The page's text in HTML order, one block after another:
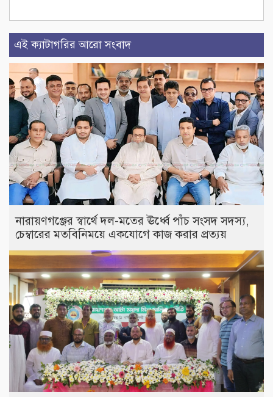
এই ক্যাটাগরির আরো সংবাদ
নারায়ণগঞ্জের স্বার্থে দল-মতের ঊর্ধ্বে পাঁচ সংসদ সদস্য,
চেম্বারের মতবিনিময়ে একযোগে কাজ করার প্রত্যয়